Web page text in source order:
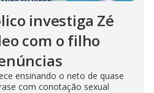
investiga Zé
com o filho
ensinando o neto de quase
com conotação sexual